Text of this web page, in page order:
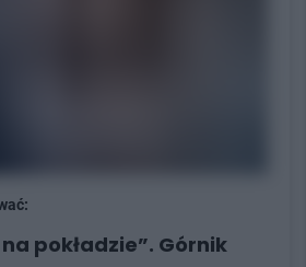
pokładzie”. Górnik